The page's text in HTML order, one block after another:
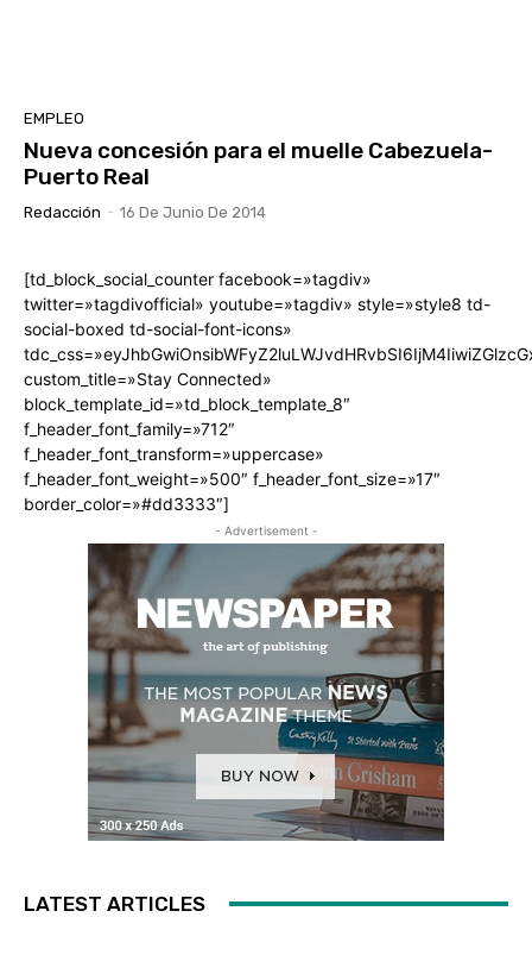
EMPLEO
Nueva concesión para el muelle Cabezuela-
Puerto Real
Redacción - 16 De Junio De 2014
[td_block_social_counter facebook=»tagdiv»
twitter=»tagdivofficial» youtube=»tagdiv» style=»style8 td-
social-boxed td-social-font-icons»
custom_title=»Stay Connected»
block_template_id=»td_block_template_8″
f_header_font_family=»712″
f_header_font_transform=»uppercase»
f_header_font_weight=»500″ f_header_font_size=»17″
border_color=»#dd3333″]
- Advertisement -
LATEST ARTICLES